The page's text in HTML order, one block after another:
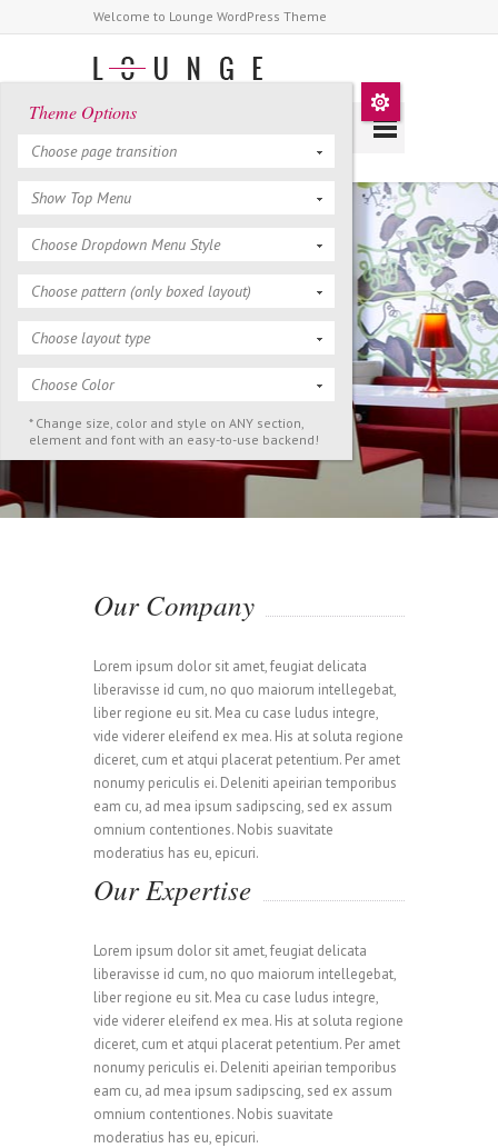
Welcome to Lounge WordPress Theme
About Us
Our Company
Lorem ipsum dolor sit amet, feugiat delicata
liberavisse id cum, no quo maiorum intellegebat,
liber regione eu sit. Mea cu case ludus integre,
vide viderer eleifend ex mea. His at soluta regione
diceret, cum et atqui placerat petentium. Per amet
nonumy periculis ei. Deleniti apeirian temporibus
eam cu, ad mea ipsum sadipscing, sed ex assum
omnium contentiones. Nobis suavitate
moderatius has eu, epicuri.
Our Expertise
Lorem ipsum dolor sit amet, feugiat delicata
liberavisse id cum, no quo maiorum intellegebat,
liber regione eu sit. Mea cu case ludus integre,
vide viderer eleifend ex mea. His at soluta regione
diceret, cum et atqui placerat petentium. Per amet
nonumy periculis ei. Deleniti apeirian temporibus
eam cu, ad mea ipsum sadipscing, sed ex assum
omnium contentiones. Nobis suavitate
moderatius has eu, epicuri.
Theme Options
Choose page transition
Show Top Menu
Choose Dropdown Menu Style
Choose pattern (only boxed layout)
Choose layout type
Choose Color
* Change size, color and style on ANY section,
element and font with an easy-to-use backend!